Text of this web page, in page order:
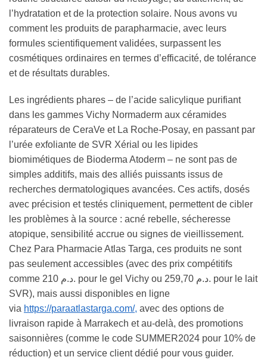
l’hydratation et de la protection solaire. Nous avons vu
comment les produits de parapharmacie, avec leurs
formules scientifiquement validées, surpassent les
cosmétiques ordinaires en termes d’efficacité, de tolérance
et de résultats durables.
Les ingrédients phares – de l’acide salicylique purifiant
dans les gammes Vichy Normaderm aux céramides
réparateurs de CeraVe et La Roche-Posay, en passant par
l’urée exfoliante de SVR Xérial ou les lipides
biomimétiques de Bioderma Atoderm – ne sont pas de
simples additifs, mais des alliés puissants issus de
recherches dermatologiques avancées. Ces actifs, dosés
avec précision et testés cliniquement, permettent de cibler
les problèmes à la source : acné rebelle, sécheresse
atopique, sensibilité accrue ou signes de vieillissement.
Chez Para Pharmacie Atlas Targa, ces produits ne sont
pas seulement accessibles (avec des prix compétitifs
comme 210 د.م. pour le gel Vichy ou 259,70 د.م. pour le lait
SVR), mais aussi disponibles en ligne
via https://paraatlastarga.com/, avec des options de
livraison rapide à Marrakech et au-delà, des promotions
saisonnières (comme le code SUMMER2024 pour 10% de
réduction) et un service client dédié pour vous guider.